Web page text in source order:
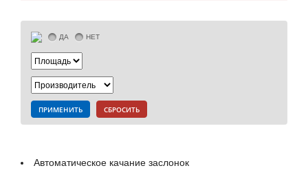
ДА НЕТ
ПРИМЕНИТЬ СБРОСИТЬ
Автоматическое качание заслонок